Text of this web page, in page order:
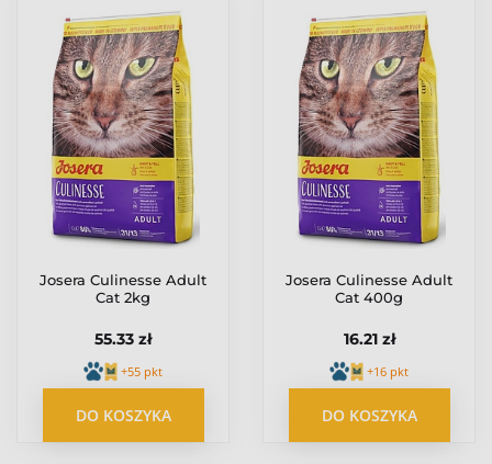
Josera Culinesse Adult
Cat 2kg
55.33 zł
+55 pkt
DO KOSZYKA
Josera Culinesse Adult
Cat 400g
16.21 zł
+16 pkt
DO KOSZYKA